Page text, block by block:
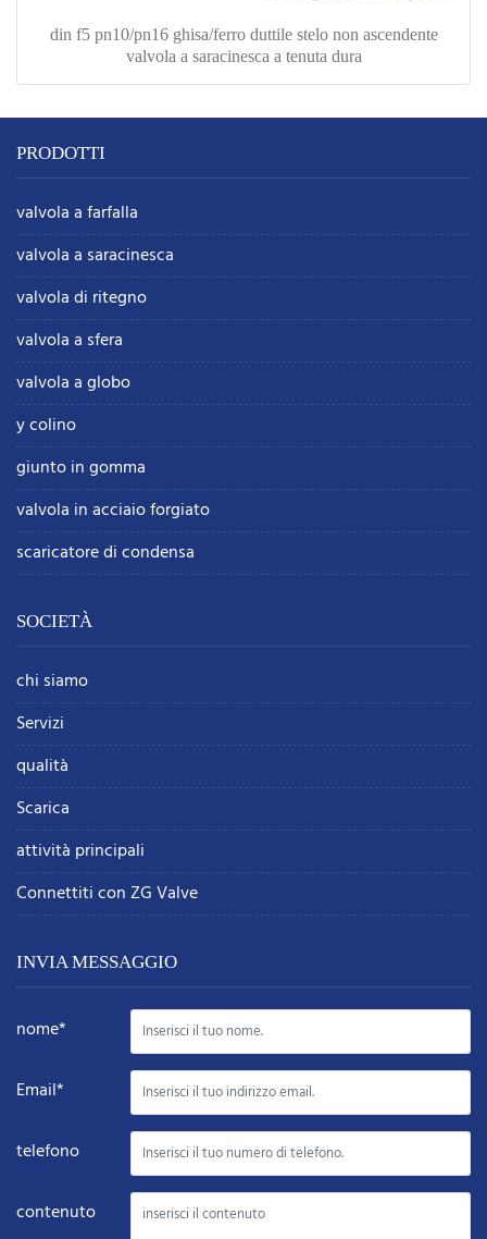
din f5 pn10/pn16 ghisa/ferro duttile stelo non ascendente
valvola a saracinesca a tenuta dura
PRODOTTI
valvola a farfalla
valvola a saracinesca
valvola di ritegno
valvola a sfera
valvola a globo
y colino
giunto in gomma
valvola in acciaio forgiato
scaricatore di condensa
SOCIETÀ
chi siamo
Servizi
qualità
Scarica
attività principali
Connettiti con ZG Valve
INVIA MESSAGGIO
nome*
Email*
telefono
contenuto